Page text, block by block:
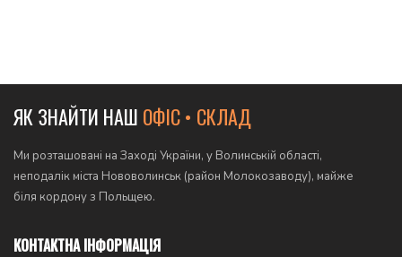
ЯК ЗНАЙТИ НАШ ОФІС • СКЛАД
Ми розташовані на Заході України, у Волинській області,
неподалік міста Нововолинськ (район Молокозаводу), майже
біля кордону з Польщею.
КОНТАКТНА ІНФОРМАЦІЯ